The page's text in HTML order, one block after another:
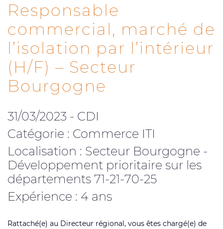
Responsable
commercial, marché de
l’isolation par l’intérieur
(H/F) – Secteur
Bourgogne
31/03/2023 - CDI
Catégorie : Commerce ITI
Localisation : Secteur Bourgogne -
Développement prioritaire sur les
départements 71-21-70-25
Expérience : 4 ans
Rattaché(e) au Directeur régional, vous êtes chargé(e) de